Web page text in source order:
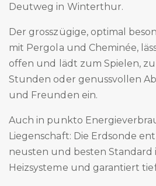
Deutweg in Winterthur.
Der grosszügige, optimal
mit Pergola und Cheminée,
offen und lädt zum Spielen,
Stunden oder genussvollen
und Freunden ein.
Auch in punkto
Liegenschaft: Die Erdsonde
neusten und besten Standard
Heizsysteme und garantiert